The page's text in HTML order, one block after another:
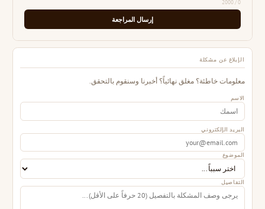
0
/ 2000
إرسال المراجعة
الإبلاغ عن مشكلة
معلومات خاطئة؟ مغلق نهائياً؟ أخبرنا وسنقوم بالتحقق.
الاسم
البريد الإلكتروني
الموضوع
التفاصيل